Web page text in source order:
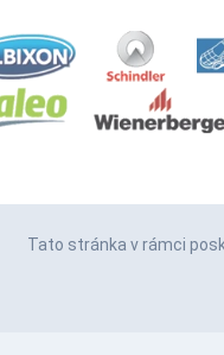
Tato stránka v rámci